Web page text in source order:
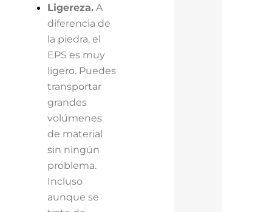
Ligereza.A
diferencia de
la piedra, el
EPS es muy
ligero. Puedes
transportar
grandes
volúmenes
de material
sin ningún
problema.
Incluso
aunque se